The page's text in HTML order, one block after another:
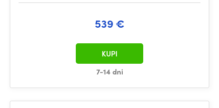
539 €
7-14 dni
KUPI